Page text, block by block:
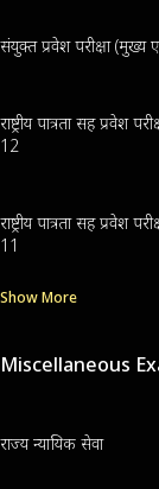
संयुक्त प्रवेश परीक्षा (मुख्य
राष्ट्रीय पात्रता सह प्रवेश
12
राष्ट्रीय पात्रता सह प्रवेश
11
Show More
Miscellaneous
राज्य न्यायिक सेवा